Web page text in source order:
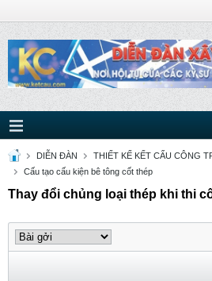
DIỄN ĐÀN
THIẾT KẾ KẾT CẤU CÔNG
Cấu tạo cấu kiện bê tông cốt thép
Thay đổi chủng loại thép khi thi